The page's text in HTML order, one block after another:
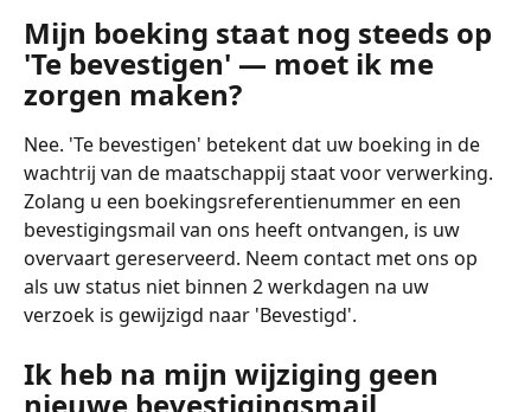
Mijn boeking staat nog steeds op
'Te bevestigen' — moet ik me
zorgen maken?
Nee. 'Te bevestigen' betekent dat uw boeking in de
wachtrij van de maatschappij staat voor verwerking.
Zolang u een boekingsreferentienummer en een
bevestigingsmail van ons heeft ontvangen, is uw
overvaart gereserveerd. Neem contact met ons op
als uw status niet binnen 2 werkdagen na uw
verzoek is gewijzigd naar 'Bevestigd'.
Ik heb na mijn wijziging geen
nieuwe bevestigingsmail